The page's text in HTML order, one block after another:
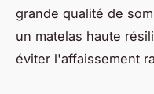
grande qualité de
un matelas haute
éviter l'affaissement